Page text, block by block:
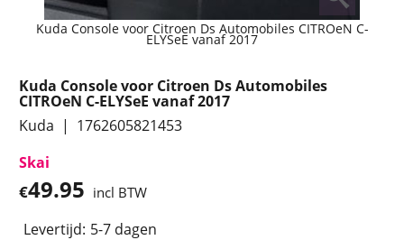
Kuda Console voor Citroen Ds Automobiles CITROeN C-
ELYSeE vanaf 2017
Kuda Console voor Citroen Ds Automobiles
CITROeN C-ELYSeE vanaf 2017
Kuda
1762605821453
Skai
€49.95 incl BTW
Levertijd: 5-7 dagen